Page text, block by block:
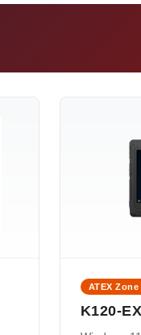
ATEX Zone
K120-EX